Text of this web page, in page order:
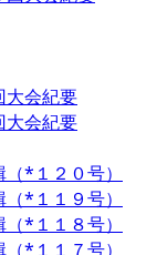
会紀要
会紀要
*１２０号）
*１１９号）
*１１８号）
*１１７号）